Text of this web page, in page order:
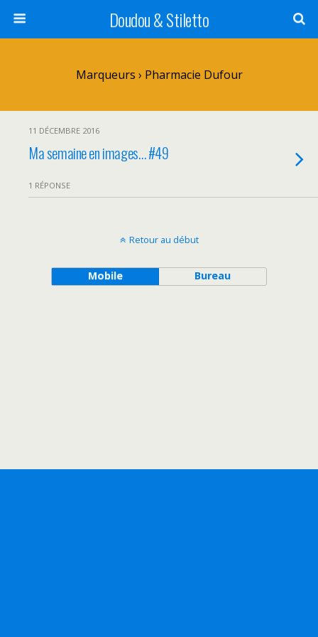
Doudou & Stiletto
Marqueurs › Pharmacie Dufour
11 DÉCEMBRE 2016
Ma semaine en images… #49
1 RÉPONSE
Retour au début
Mobile Bureau